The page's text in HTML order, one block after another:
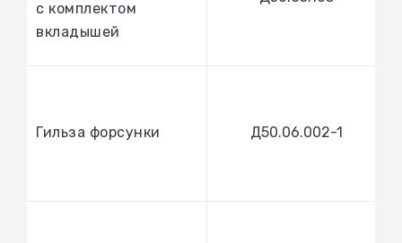
с комплектом
вкладышей
Гильза форсунки Д50.06.002-1